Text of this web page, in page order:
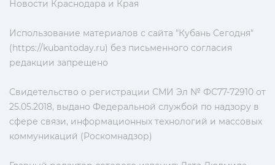
Новости Краснодара и Края
Использование материалов с сайта "Кубань Сегодня"
(https://kubantoday.ru) без письменного согласия
редакции запрещено
Свидетельство о регистрации СМИ Эл № ФС77-72910 от
25.05.2018, выдано Федеральной службой по надзору в
сфере связи, информационных технологий и массовых
коммуникаций (Роскомнадзор)